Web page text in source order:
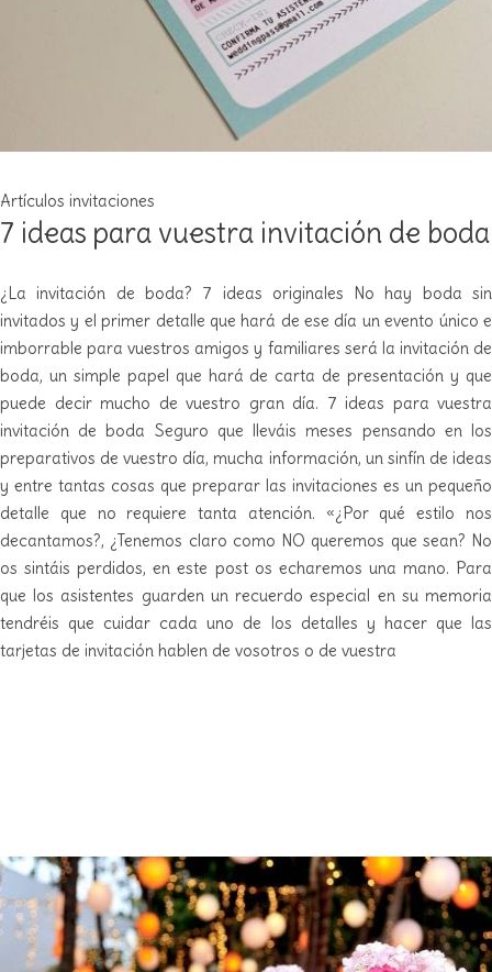
Artículos invitaciones
7 ideas para vuestra invitación de boda
¿La invitación de boda? 7 ideas originales No hay boda sin
invitados y el primer detalle que hará de ese día un evento único e
imborrable para vuestros amigos y familiares será la invitación de
boda, un simple papel que hará de carta de presentación y que
puede decir mucho de vuestro gran día. 7 ideas para vuestra
invitación de boda Seguro que lleváis meses pensando en los
preparativos de vuestro día, mucha información, un sinfín de ideas
y entre tantas cosas que preparar las invitaciones es un pequeño
detalle que no requiere tanta atención. «¿Por qué estilo nos
decantamos?, ¿Tenemos claro como NO queremos que sean? No
os sintáis perdidos, en este post os echaremos una mano. Para
que los asistentes guarden un recuerdo especial en su memoria
tendréis que cuidar cada uno de los detalles y hacer que las
tarjetas de invitación hablen de vosotros o de vuestra